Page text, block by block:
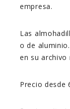
empresa.
Las
o de
en su archivo
Precio desde